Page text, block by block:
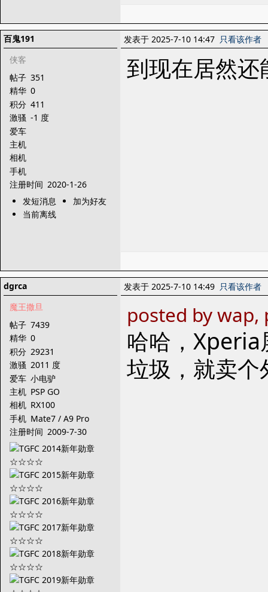
百鬼191
侠客
帖子 351
精华 0
积分 411
激骚 -1 度
爱车
主机
相机
手机
注册时间 2020-1-26
发短消息
加为好友
当前离线
发表于 2025-7-10 14:47 只看该作者
到现在居然
dgrca
魔王撒旦
帖子 7439
精华 0
积分 29231
激骚 2011 度
爱车 小电驴
主机 PSP GO
相机 RX100
手机 Mate7 / A9 Pro
注册时间 2009-7-30
发表于 2025-7-10 14:49 只看该作者
posted by
哈哈，Xperia
垃圾，就卖